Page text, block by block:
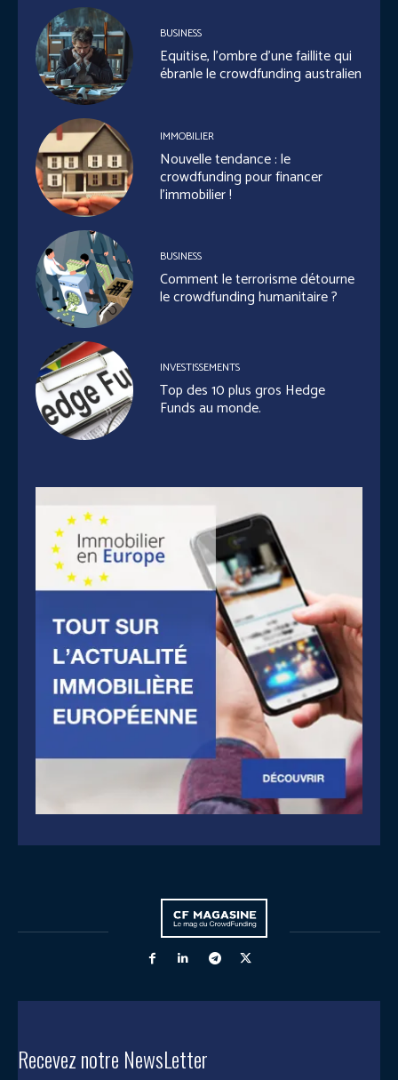
BUSINESS
Equitise, l’ombre d’une faillite qui
ébranle le crowdfunding australien
IMMOBILIER
Nouvelle tendance : le
crowdfunding pour financer
l’immobilier !
BUSINESS
Comment le terrorisme détourne
le crowdfunding humanitaire ?
INVESTISSEMENTS
Top des 10 plus gros Hedge
Funds au monde.
Recevez notre NewsLetter